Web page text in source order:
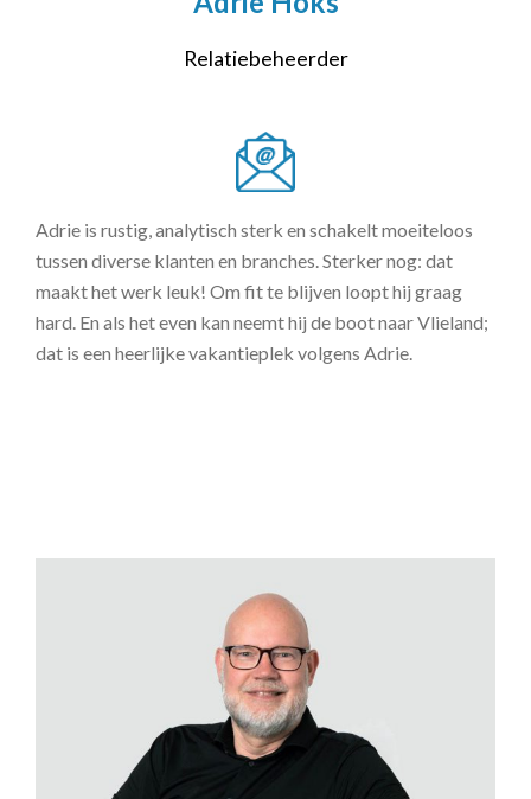
Relatiebeheerder
Adrie is rustig, analytisch sterk en schakelt moeiteloos
tussen diverse klanten en branches. Sterker nog: dat
maakt het werk leuk! Om fit te blijven loopt hij graag
hard. En als het even kan neemt hij de boot naar Vlieland;
dat is een heerlijke vakantieplek volgens Adrie.